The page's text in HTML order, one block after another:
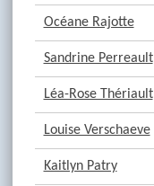
Océane Rajotte
Sandrine Perreault
Léa-Rose Thériault
Louise Verschaeve
Kaitlyn Patry